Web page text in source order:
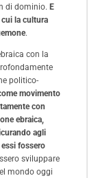
di dominio. E
la cultura
.
con la
politico-
movimento
con
ebraica,
agli
fossero
sviluppare
mondo oggi